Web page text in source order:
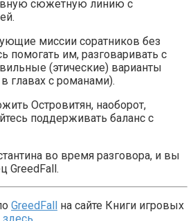
сюжетную линию с
миссии соратников без
помогать им, разговаривать с
(этические) варианты
главах с романами).
Островитян, наоборот,
поддерживать баланс с
во время разговора, и вы
GreedFall.
GreedFall на сайте Книги игровых
здесь